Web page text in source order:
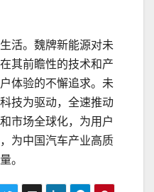
活。魏牌新能源对未
其前瞻性的技术和产
体验的不懈追求。未
技为驱动，全速推动
市场全球化，为用户
为中国汽车产业高质
。